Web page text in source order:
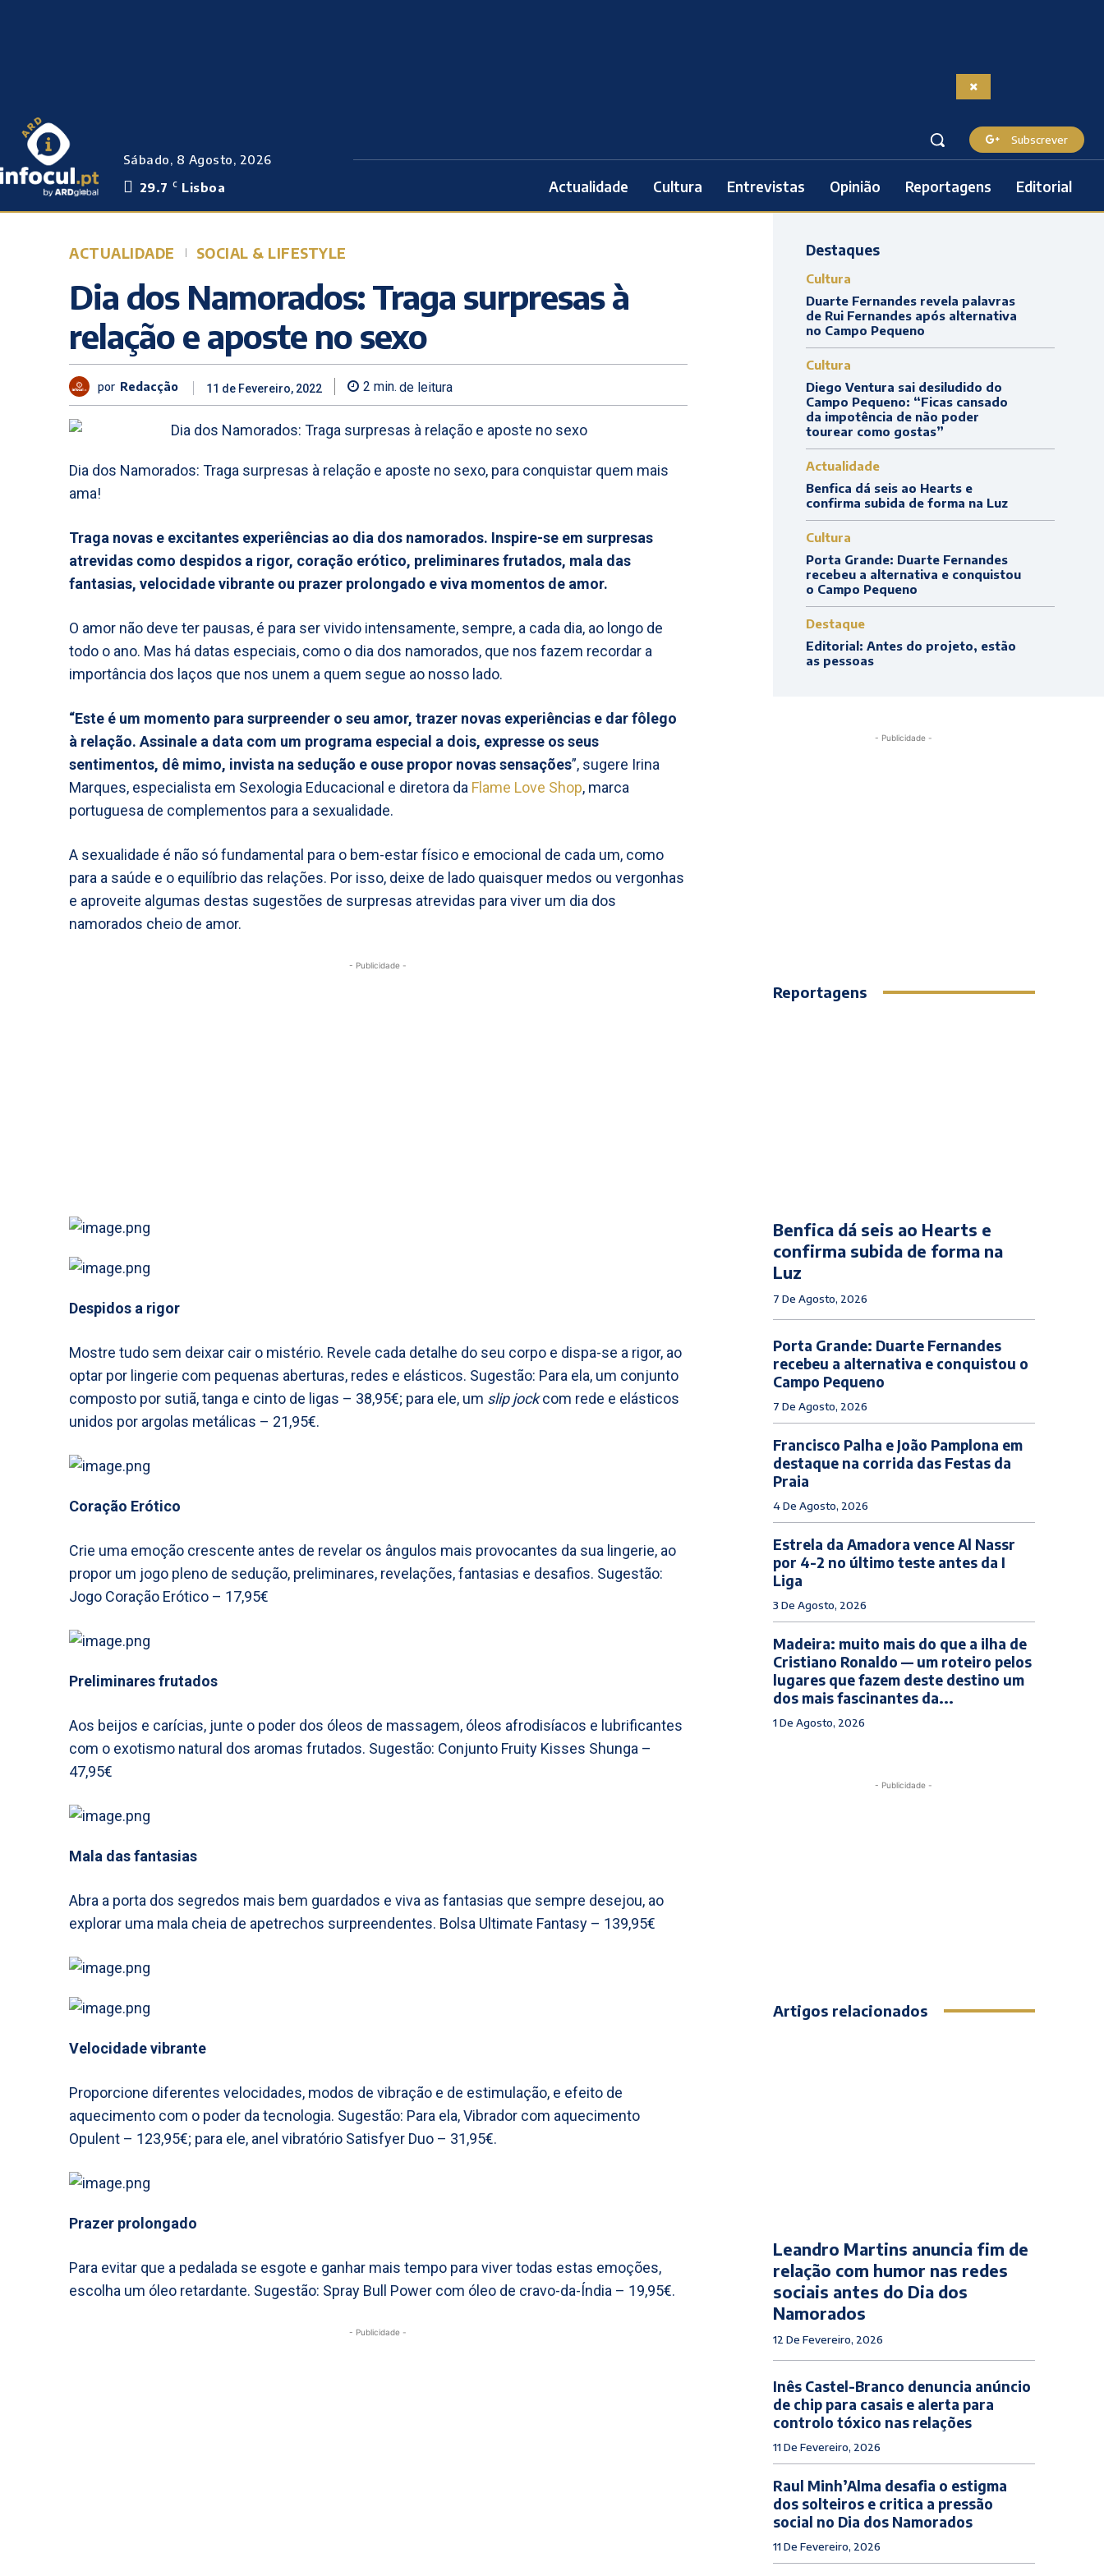
Sábado, 8 Agosto, 2026
29.7
C Lisboa
Subscrever
Actualidade Cultura Entrevistas Opinião Reportagens Editorial
ACTUALIDADE SOCIAL & LIFESTYLE
Dia dos Namorados: Traga surpresas à
relação e aposte no sexo
por Redacção 11 de Fevereiro, 2022 2 min. de leitura
Dia dos Namorados: Traga surpresas à relação e aposte no sexo, para conquistar quem mais
ama!
Traga novas e excitantes experiências ao dia dos namorados. Inspire-se em surpresas
atrevidas como despidos a rigor, coração erótico, preliminares frutados, mala das
fantasias, velocidade vibrante ou prazer prolongado e viva momentos de amor.
O amor não deve ter pausas, é para ser vivido intensamente, sempre, a cada dia, ao longo de
todo o ano. Mas há datas especiais, como o dia dos namorados, que nos fazem recordar a
importância dos laços que nos unem a quem segue ao nosso lado.
“Este é um momento para surpreender o seu amor, trazer novas experiências e dar fôlego
à relação. Assinale a data com um programa especial a dois, expresse os seus
sentimentos, dê mimo, invista na sedução e ouse propor novas sensações”, sugere Irina
Marques, especialista em Sexologia Educacional e diretora da Flame Love Shop, marca
portuguesa de complementos para a sexualidade.
A sexualidade é não só fundamental para o bem-estar físico e emocional de cada um, como
para a saúde e o equilíbrio das relações. Por isso, deixe de lado quaisquer medos ou vergonhas
e aproveite algumas destas sugestões de surpresas atrevidas para viver um dia dos
namorados cheio de amor.
- Publicidade -
Despidos a rigor
Mostre tudo sem deixar cair o mistério. Revele cada detalhe do seu corpo e dispa-se a rigor, ao
optar por lingerie com pequenas aberturas, redes e elásticos. Sugestão: Para ela, um conjunto
composto por sutiã, tanga e cinto de ligas – 38,95€; para ele, um slip jockcom rede e elásticos
unidos por argolas metálicas – 21,95€.
Coração Erótico
Crie uma emoção crescente antes de revelar os ângulos mais provocantes da sua lingerie, ao
propor um jogo pleno de sedução, preliminares, revelações, fantasias e desafios. Sugestão:
Jogo Coração Erótico – 17,95€
Preliminares frutados
Aos beijos e carícias, junte o poder dos óleos de massagem, óleos afrodisíacos e lubrificantes
com o exotismo natural dos aromas frutados. Sugestão: Conjunto Fruity Kisses Shunga –
47,95€
Mala das fantasias
Abra a porta dos segredos mais bem guardados e viva as fantasias que sempre desejou, ao
explorar uma mala cheia de apetrechos surpreendentes. Bolsa Ultimate Fantasy – 139,95€
Velocidade vibrante
Proporcione diferentes velocidades, modos de vibração e de estimulação, e efeito de
aquecimento com o poder da tecnologia. Sugestão: Para ela, Vibrador com aquecimento
Opulent – 123,95€; para ele, anel vibratório Satisfyer Duo – 31,95€.
Prazer prolongado
Para evitar que a pedalada se esgote e ganhar mais tempo para viver todas estas emoções,
escolha um óleo retardante. Sugestão: Spray Bull Power com óleo de cravo-da-Índia – 19,95€.
- Publicidade -
Destaques
Cultura
Duarte Fernandes revela palavras
de Rui Fernandes após alternativa
no Campo Pequeno
Cultura
Diego Ventura sai desiludido do
Campo Pequeno: “Ficas cansado
da impotência de não poder
tourear como gostas”
Actualidade
Benfica dá seis ao Hearts e
confirma subida de forma na Luz
Cultura
Porta Grande: Duarte Fernandes
recebeu a alternativa e conquistou
o Campo Pequeno
Destaque
Editorial: Antes do projeto, estão
as pessoas
- Publicidade -
Reportagens
Benfica dá seis ao Hearts e
confirma subida de forma na
Luz
7 De Agosto, 2026
Porta Grande: Duarte Fernandes
recebeu a alternativa e conquistou o
Campo Pequeno
7 De Agosto, 2026
Francisco Palha e João Pamplona em
destaque na corrida das Festas da
Praia
4 De Agosto, 2026
Estrela da Amadora vence Al Nassr
por 4-2 no último teste antes da I
Liga
3 De Agosto, 2026
Madeira: muito mais do que a ilha de
Cristiano Ronaldo — um roteiro pelos
lugares que fazem deste destino um
dos mais fascinantes da...
1 De Agosto, 2026
- Publicidade -
Artigos relacionados
Leandro Martins anuncia fim de
relação com humor nas redes
sociais antes do Dia dos
Namorados
12 De Fevereiro, 2026
Inês Castel-Branco denuncia anúncio
de chip para casais e alerta para
controlo tóxico nas relações
11 De Fevereiro, 2026
Raul Minh’Alma desafia o estigma
dos solteiros e critica a pressão
social no Dia dos Namorados
11 De Fevereiro, 2026